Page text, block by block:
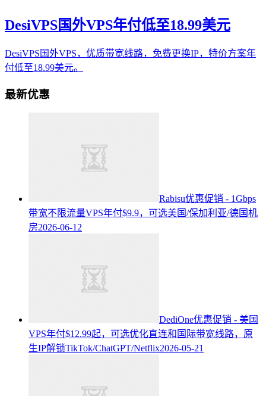
DesiVPS国外VPS年付低至18.99美元
DesiVPS国外VPS，优质带宽线路，免费更换IP，特价方案年
付低至18.99美元。
最新优惠
Rabisu优惠促销 - 1Gbps
带宽不限流量VPS年付$9.9，可选美国/保加利亚/德国机
房2026-06-12
DediOne优惠促销 - 美国
VPS年付$12.99起，可选优化直连和国际带宽线路，原
生IP解锁TikTok/ChatGPT/Netflix2026-05-21